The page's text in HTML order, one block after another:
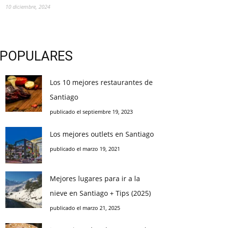
10 diciembre, 2024
POPULARES
Los 10 mejores restaurantes de
Santiago
publicado el septiembre 19, 2023
Los mejores outlets en Santiago
publicado el marzo 19, 2021
Mejores lugares para ir a la
nieve en Santiago + Tips (2025)
publicado el marzo 21, 2025